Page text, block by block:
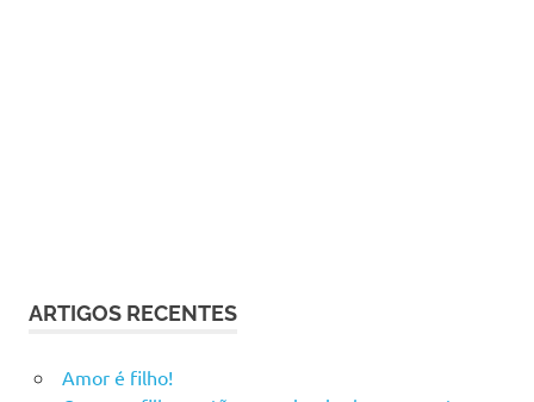
ARTIGOS RECENTES
Amor é filho!